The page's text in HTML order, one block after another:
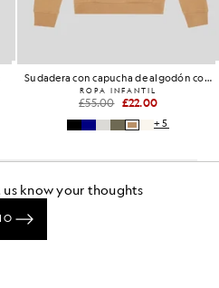
Sudadera con capucha de algodón con forro polar
ROPA INFANTIL
£55.00 £22.00
+5